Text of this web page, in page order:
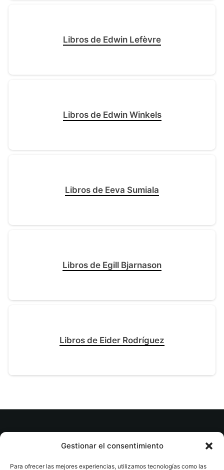
Gestionar el consentimiento
Para ofrecer las mejores experiencias, utilizamos tecnologías como las
Libros de Edwin Lefèvre
Libros de Edwin Winkels
Libros de Eeva Sumiala
Libros de Egill Bjarnason
Libros de Eider Rodríguez
© tuslibrosvip.com · Todos los derechos